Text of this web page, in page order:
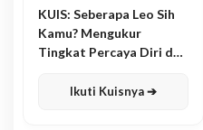
KUIS: Seberapa Leo Sih
Kamu? Mengukur
Tingkat Percaya Diri dan
Ikuti Kuisnya ➔